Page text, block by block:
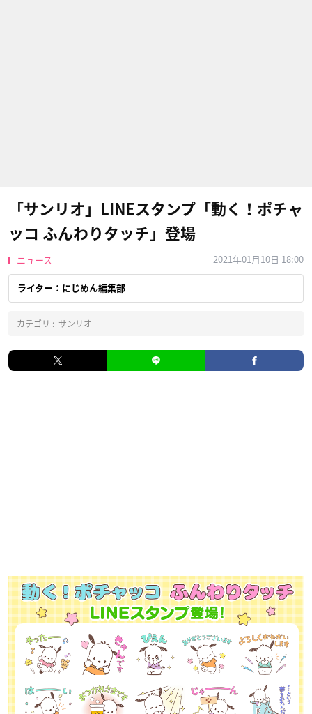
「サンリオ」LINEスタンプ「動く！ポチャ
ッコ ふんわりタッチ」登場
ニュース 2021年01月10日 18:00
ライター：にじめん編集部
カテゴリ : サンリオ